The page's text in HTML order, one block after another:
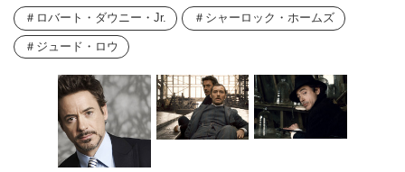
ロバート・ダウニー・Jr. シャーロック・ホームズ
ジュード・ロウ